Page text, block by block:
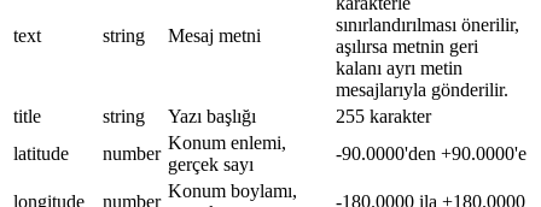
text string Mesaj metni
sınırlandırılması önerilir,
aşılırsa metnin geri
kalanı ayrı metin
mesajlarıyla gönderilir.
title
string Yazı başlığı
255 karakter
latitude
number
Konum enlemi,
gerçek sayı
-90.0000'den +90.0000'e
longitude number
Konum boylamı,
-180.0000 ila +180.0000